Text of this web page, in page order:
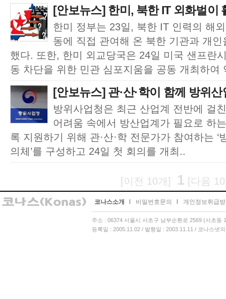
[안보뉴스] 한미, 북한 IT 외화벌이
한미 정부는 23일, 북한 IT 인력의 해
동에 직접 관여해 온 북한 기관과 개
했다. 또한, 한미 외교당국은 24일 미국 샌프란
동 차단을 위한 민관 심포지움을 공동 개최하여
[안보뉴스] 관·산·학이 함께 방위
방위사업청은 최근 산업계 전반에 걸
어려움 속에서 방산업계가 필요로 하
록 지원하기 위해 관·산·학 전문가가 참여하는
의체’를 구성하고 24일 첫 회의를 개최..
[이전 10개] 1 [다음
코나스소개 비밀번호문의 개인정보취급
주소 : 06374 서울시 서초구 남부순환로 2569 (서초
등록일 : 2005.11.02 / 발행일 : 2003.11.11 / 코나스넷